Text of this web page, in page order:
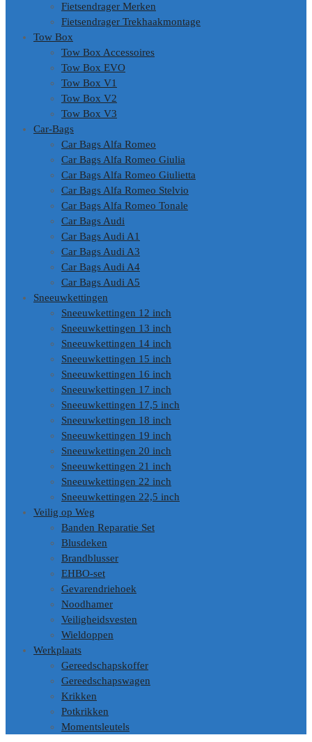
Fietsendrager Merken
Fietsendrager Trekhaakmontage
Tow Box
Tow Box Accessoires
Tow Box EVO
Tow Box V1
Tow Box V2
Tow Box V3
Car-Bags
Car Bags Alfa Romeo
Car Bags Alfa Romeo Giulia
Car Bags Alfa Romeo Giulietta
Car Bags Alfa Romeo Stelvio
Car Bags Alfa Romeo Tonale
Car Bags Audi
Car Bags Audi A1
Car Bags Audi A3
Car Bags Audi A4
Car Bags Audi A5
Sneeuwkettingen
Sneeuwkettingen 12 inch
Sneeuwkettingen 13 inch
Sneeuwkettingen 14 inch
Sneeuwkettingen 15 inch
Sneeuwkettingen 16 inch
Sneeuwkettingen 17 inch
Sneeuwkettingen 17,5 inch
Sneeuwkettingen 18 inch
Sneeuwkettingen 19 inch
Sneeuwkettingen 20 inch
Sneeuwkettingen 21 inch
Sneeuwkettingen 22 inch
Sneeuwkettingen 22,5 inch
Veilig op Weg
Banden Reparatie Set
Blusdeken
Brandblusser
EHBO-set
Gevarendriehoek
Noodhamer
Veiligheidsvesten
Wieldoppen
Werkplaats
Gereedschapskoffer
Gereedschapswagen
Krikken
Potkrikken
Momentsleutels